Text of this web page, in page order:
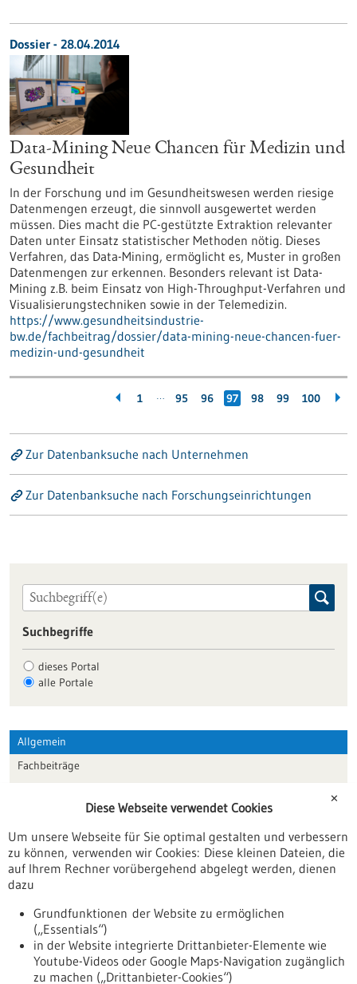
Dossier - 28.04.2014
Data-Mining Neue Chancen für Medizin und
Gesundheit
In der Forschung und im Gesundheitswesen werden riesige
Datenmengen erzeugt, die sinnvoll ausgewertet werden
müssen. Dies macht die PC-gestützte Extraktion relevanter
Daten unter Einsatz statistischer Methoden nötig. Dieses
Verfahren, das Data-Mining, ermöglicht es, Muster in großen
Datenmengen zur erkennen. Besonders relevant ist Data-
Mining z.B. beim Einsatz von High-Throughput-Verfahren und
Visualisierungstechniken sowie in der Telemedizin.
https://www.gesundheitsindustrie-
bw.de/fachbeitrag/dossier/data-mining-neue-chancen-fuer-
medizin-und-gesundheit
1 … 95 96 97 98 99 100
Zur Datenbanksuche nach Unternehmen
Zur Datenbanksuche nach Forschungseinrichtungen
Suchbegriffe
dieses Portal
alle Portale
Allgemein
Fachbeiträge
Veranstaltungen
Erscheinungsdatum
✕
Diese Webseite verwendet Cookies
Um unsere Webseite für Sie optimal gestalten und verbessern
zu können, verwenden wir Cookies: Diese kleinen Dateien, die
auf Ihrem Rechner vorübergehend abgelegt werden, dienen
dazu
Grundfunktionen der Website zu ermöglichen
(„Essentials“)
in der Website integrierte Drittanbieter-Elemente wie
Youtube-Videos oder Google Maps-Navigation zugänglich
zu machen („Drittanbieter-Cookies“)